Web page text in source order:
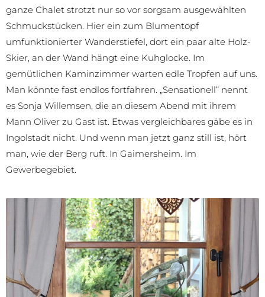
ganze Chalet strotzt nur so vor sorgsam ausgewählten
Schmuckstücken. Hier ein zum Blumentopf
umfunktionierter Wanderstiefel, dort ein paar alte Holz-
Skier, an der Wand hängt eine Kuhglocke. Im
gemütlichen Kaminzimmer warten edle Tropfen auf uns.
Man könnte fast endlos fortfahren. „Sensationell“ nennt
es Sonja Willemsen, die an diesem Abend mit ihrem
Mann Oliver zu Gast ist. Etwas vergleichbares gäbe es in
Ingolstadt nicht. Und wenn man jetzt ganz still ist, hört
man, wie der Berg ruft. In Gaimersheim. Im
Gewerbegebiet.